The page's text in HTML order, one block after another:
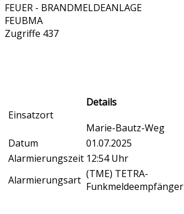
FEUER - BRANDMELDEANLAGE
FEUBMA
Zugriffe 437
Einsatzort
Details
Marie-Bautz-Weg
Datum
01.07.2025
Alarmierungszeit 12:54 Uhr
Alarmierungsart (TME) TETRA-
Funkmeldeempfänger